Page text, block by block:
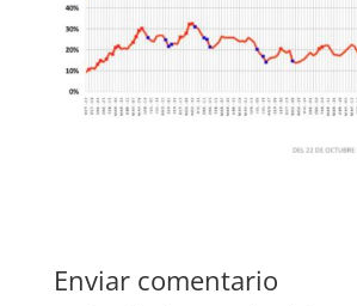
Enviar comentario